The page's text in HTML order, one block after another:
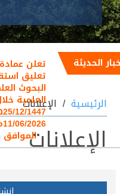
الحديثة تعلن
تعليق
البحوث
العلمية
الموافق 23/08/2026م
الرئيسية الإعلانات
الإعلانات